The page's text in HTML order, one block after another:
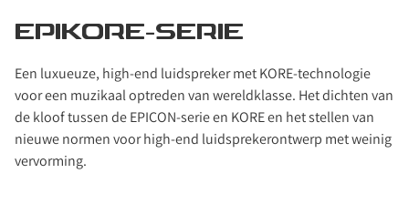
EPIKORE-SERIE
Een luxueuze, high-end luidspreker met KORE-technologie
voor een muzikaal optreden van wereldklasse. Het dichten van
de kloof tussen de EPICON-serie en KORE en het stellen van
nieuwe normen voor high-end luidsprekerontwerp met weinig
vervorming.